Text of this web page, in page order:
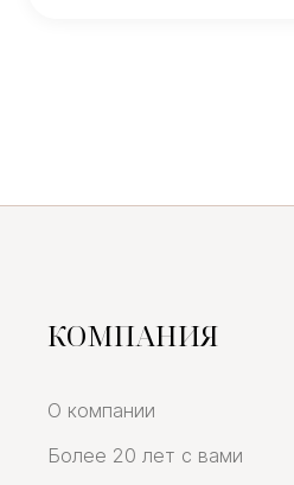
КОМПАНИЯ
О компании
Более 20 лет с вами